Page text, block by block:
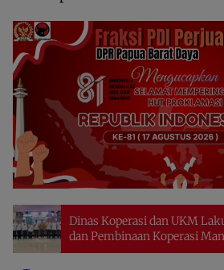
Dinas Koperasi dan UKM
dan Pembinaan Koperasi
Barat Daya